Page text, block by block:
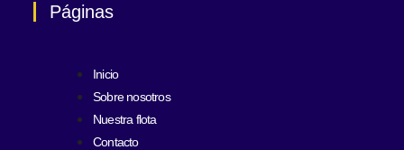
Páginas
Inicio
Sobre nosotros
Nuestra flota
Contacto